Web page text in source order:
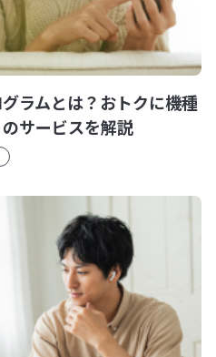
ラムとは？おトクに機種
サービスを解説